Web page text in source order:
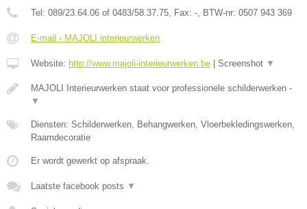
Tel: 089/23.64.06 of 0483/58.37.75, Fax: -, BTW-nr: 0507 943 369
E-mail › MAJOLI interieurwerken
Website: http://www.majoli-interieurwerken.be Screenshot ▼
MAJOLI Interieurwerken staat voor professionele schilderwerken -
▼
Diensten: Schilderwerken, Behangwerken, Vloerbekledingswerken,
Raamdecoratie
Er wordt gewerkt op afspraak.
Laatste facebook posts ▼